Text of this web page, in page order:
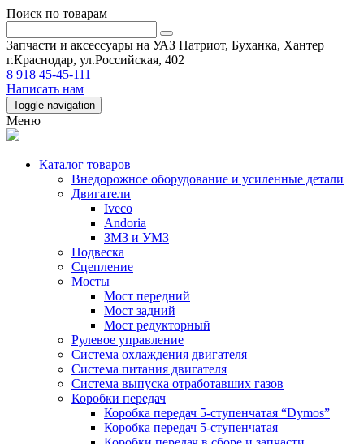
Поиск по товарам
Запчасти и аксессуары на УАЗ Патриот, Буханка, Хантер
г.Краснодар, ул.Российская, 402
8 918 45-45-111
Написать нам
Toggle navigation
Меню
Каталог товаров
Внедорожное оборудование и усиленные детали
Двигатели
Iveco
Andoria
ЗМЗ и УМЗ
Подвеска
Сцепление
Мосты
Мост передний
Мост задний
Мост редукторный
Рулевое управление
Система охлаждения двигателя
Система питания двигателя
Система выпуска отработавших газов
Коробки передач
Коробка передач 5-ступенчатая “Dymos”
Коробка передач 5-ступенчатая